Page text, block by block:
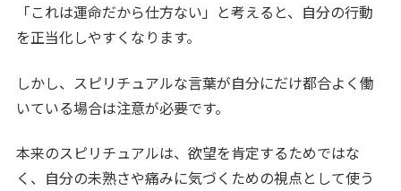
「これは運命だから仕方ない」と考えると、自分の行動
を正当化しやすくなります。
しかし、スピリチュアルな言葉が自分にだけ都合よく働
いている場合は注意が必要です。
本来のスピリチュアルは、欲望を肯定するためではな
く、自分の未熟さや痛みに気づくための視点として使う